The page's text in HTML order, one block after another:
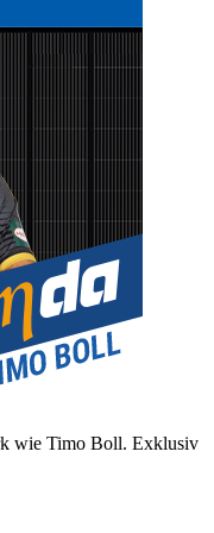
wie Timo Boll. Exklusiv